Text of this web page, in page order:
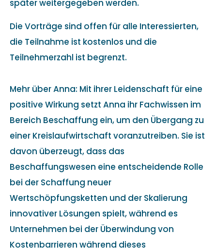
später weitergegeben werden.
Die Vorträge sind offen für alle Interessierten,
die Teilnahme ist kostenlos und die
Teilnehmerzahl ist begrenzt.
Mehr über Anna: Mit ihrer Leidenschaft für eine
positive Wirkung setzt Anna ihr Fachwissen im
Bereich Beschaffung ein, um den Übergang zu
einer Kreislaufwirtschaft voranzutreiben. Sie ist
davon überzeugt, dass das
Beschaffungswesen eine entscheidende Rolle
bei der Schaffung neuer
Wertschöpfungsketten und der Skalierung
innovativer Lösungen spielt, während es
Unternehmen bei der Überwindung von
Kostenbarrieren während dieses